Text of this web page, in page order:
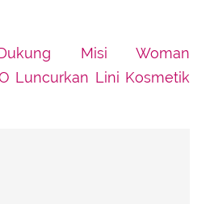
Misi Woman
Luncurkan Lini Kosmetik